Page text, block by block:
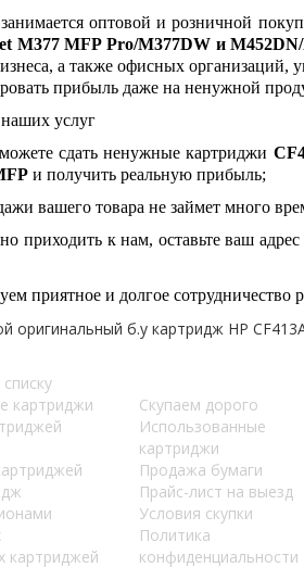
оптовой и розничной
M377 MFP Pro/M377DW и
а также офисных
прибыль даже на ненужной
услуг
сдать ненужные картриджи
и получить реальную прибыль;
вашего товара не займет много
приходить к нам, оставьте ваш
приятное и долгое
оригинальный б.у картридж HP
картриджи
Скупаем дорого
Использованные
картриджи
Продажа бумаги
Прайс-лист на выезд
Условия скупки
картриджей
Политика
конфиденциальности